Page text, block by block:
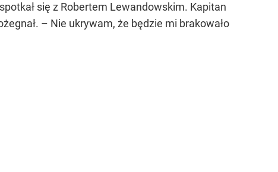
się z Robertem Lewandowskim. Kapitan
– Nie ukrywam, że będzie mi brakowało